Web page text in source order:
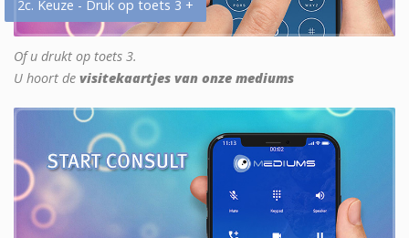
2c. Keuze - Druk op toets 3 +
Of u drukt op toets 3.
U hoort de visitekaartjes van onze mediums